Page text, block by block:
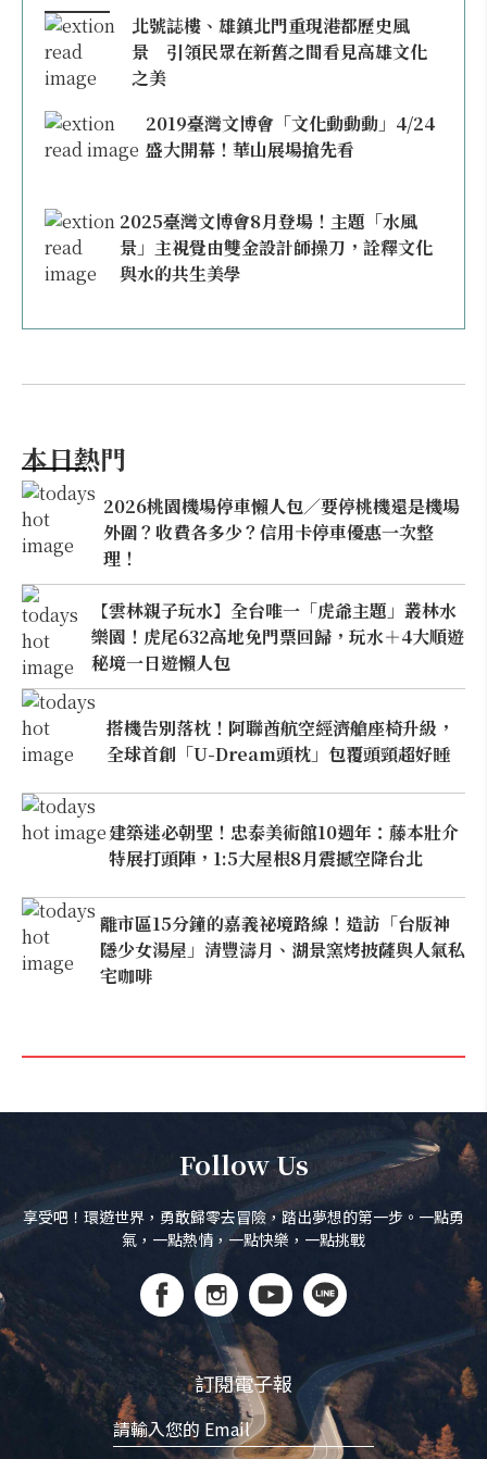
北號誌樓、雄鎮北門重現港都歷史風
景 引領民眾在新舊之間看見高雄文化
之美
2019臺灣文博會「文化動動動」4/24
盛大開幕！華山展場搶先看
2025臺灣文博會8月登場！主題「水風
景」主視覺由雙金設計師操刀，詮釋文化
與水的共生美學
本日熱門
2026桃園機場停車懶人包／要停桃機還是機場
外圍？收費各多少？信用卡停車優惠一次整
理！
【雲林親子玩水】全台唯一「虎爺主題」叢林水
樂園！虎尾632高地免門票回歸，玩水＋4大順遊
秘境一日遊懶人包
搭機告別落枕！阿聯酋航空經濟艙座椅升級，
全球首創「U-Dream頭枕」包覆頭頸超好睡
建築迷必朝聖！忠泰美術館10週年：藤本壯介
特展打頭陣，1:5大屋根8月震撼空降台北
離市區15分鐘的嘉義祕境路線！造訪「台版神
隱少女湯屋」清豐濤月、湖景窯烤披薩與人氣私
宅咖啡
Follow Us
享受吧！環遊世界，勇敢歸零去冒險，踏出夢想的第一步。一點勇
氣，一點熱情，一點快樂，一點挑戰
訂閱電子報